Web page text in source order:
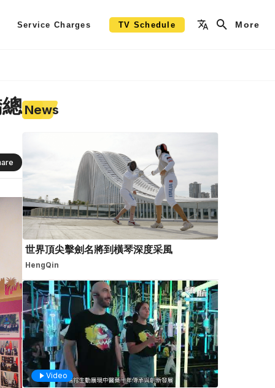
Service Charges TV Schedule More
News
世界頂尖擊劍名將到橫琴深度采風
HengQin
Video